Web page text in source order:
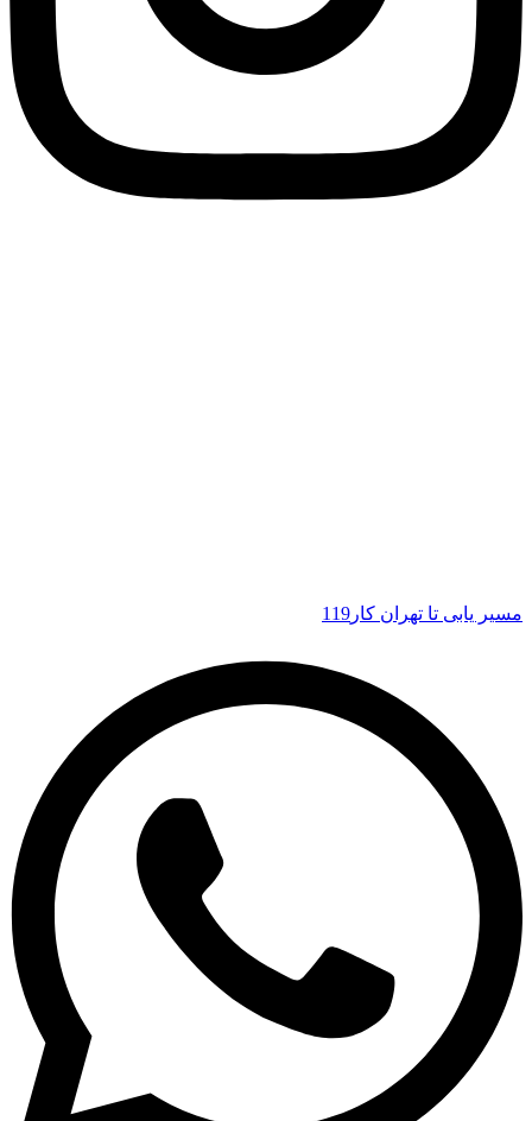
مسیر یابی تا تهران کار119